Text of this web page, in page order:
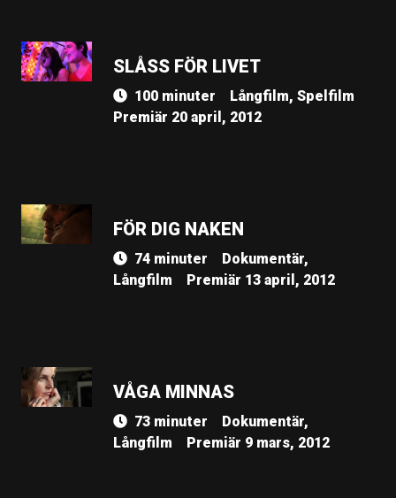
SLÅSS FÖR LIVET
100 minuter
Långfilm, Spelfilm
Premiär 20 april, 2012
FÖR DIG NAKEN
74 minuter
Dokumentär,
Långfilm
Premiär 13 april, 2012
VÅGA MINNAS
73 minuter
Dokumentär,
Långfilm
Premiär 9 mars, 2012